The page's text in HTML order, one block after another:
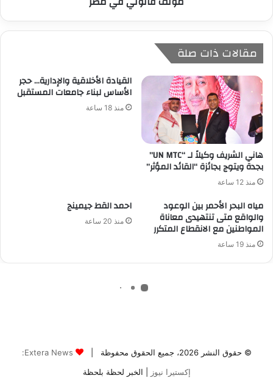
© حقوق النشر 2026، جميع الحقوق محفوظة |
Extera News:
إكستيرا نيوز
| الخبر لحظة بلحظة